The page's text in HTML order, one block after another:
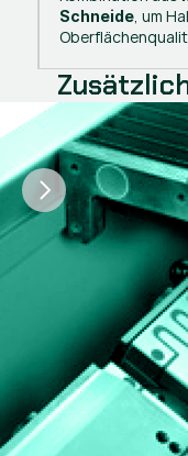
Schneide, um